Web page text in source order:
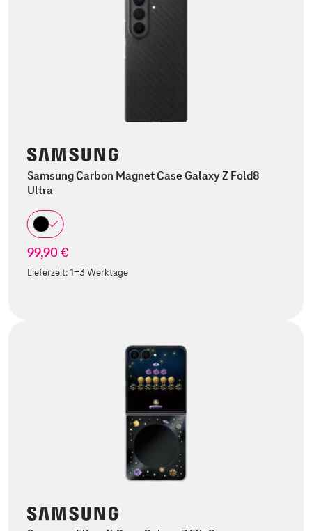
Samsung Carbon Magnet Case Galaxy Z Fold8
Ultra
99,90 €
Lieferzeit:1-3 Werktage